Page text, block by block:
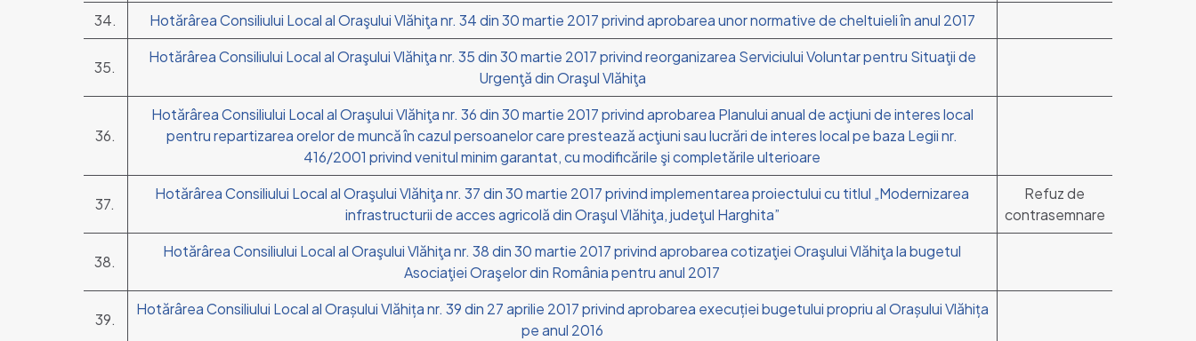
34.
Hotărârea Consiliului Local al Oraşului Vlăhiţa nr. 34 din 30 martie 2017 privind aprobarea unor normative de cheltuieli în anul 2017
35.
Hotărârea Consiliului Local al Oraşului Vlăhiţa nr. 35 din 30 martie 2017 privind reorganizarea Serviciului Voluntar pentru Situaţii de
Urgenţă din Oraşul Vlăhiţa
36.
Hotărârea Consiliului Local al Oraşului Vlăhiţa nr. 36 din 30 martie 2017 privind aprobarea Planului anual de acţiuni de interes local
pentru repartizarea orelor de muncă în cazul persoanelor care prestează acţiuni sau lucrări de interes local pe baza Legii nr.
416/2001 privind venitul minim garantat, cu modificările şi completările ulterioare
37.
Hotărârea Consiliului Local al Oraşului Vlăhiţa nr. 37 din 30 martie 2017 privind implementarea proiectului cu titlul „Modernizarea
infrastructurii de acces agricolă din Oraşul Vlăhiţa, judeţul Harghita”
Refuz de
contrasemnare
38.
Hotărârea Consiliului Local al Oraşului Vlăhiţa nr. 38 din 30 martie 2017 privind aprobarea cotizaţiei Oraşului Vlăhiţa la bugetul
Asociaţiei Oraşelor din România pentru anul 2017
39.
Hotărârea Consiliului Local al Orașului Vlăhița nr. 39 din 27 aprilie 2017 privind aprobarea execuției bugetului propriu al Orașului Vlăhița
pe anul 2016